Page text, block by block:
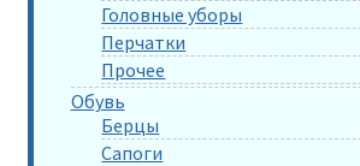
Головные уборы
Перчатки
Прочее
Обувь
Берцы
Сапоги